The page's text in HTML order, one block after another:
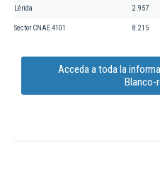
Lérida 2.957
Sector CNAE 4101 8.215
Acceda a toda la
Blanco-